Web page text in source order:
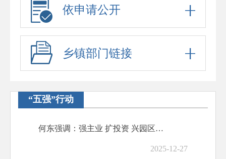
依申请公开
乡镇部门链接
“五强”行动
何东强调：强主业 扩投资 兴园区 促融合 奋力开创县域经济高质量...
2025-12-27